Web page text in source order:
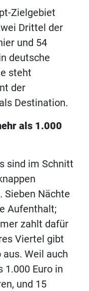
Zielgebiet
Drittel der
und 54
deutsche
steht
der
Destination.
als 1.000
sind im Schnitt
Sieben Nächte
Aufenthalt;
zahlt dafür
Viertel gibt
Weil auch
1.000 Euro in
und 15